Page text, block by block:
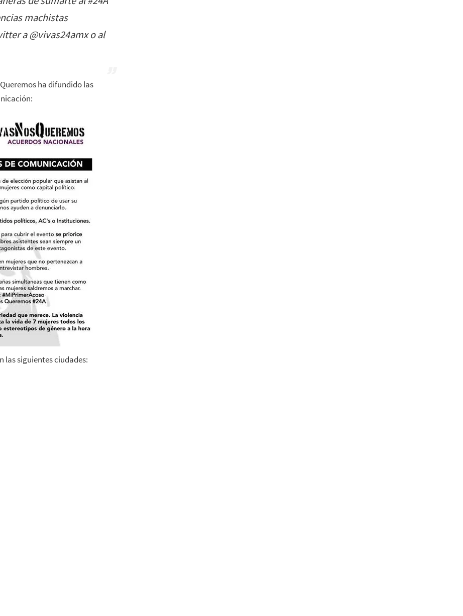
machistas
a @vivas24amx o al
ha difundido las
las siguientes ciudades: